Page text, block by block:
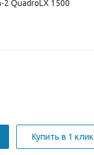
2 QuadroLX 1500
Купить в 1 клик